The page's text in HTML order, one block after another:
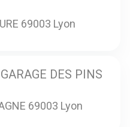
69003 Lyon
DES PINS
69003 Lyon